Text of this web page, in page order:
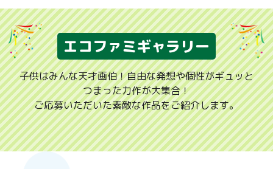
エコファミギャラリー
子供はみんな天才画伯！自由な発想や個性がギュッと
つまった力作が大集合！
ご応募いただいた素敵な作品をご紹介します。